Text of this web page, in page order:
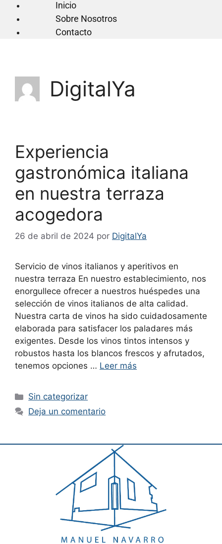
Inicio
Sobre Nosotros
Contacto
DigitalYa
Experiencia
gastronómica italiana
en nuestra terraza
acogedora
26 de abril de 2024 por DigitalYa
Servicio de vinos italianos y aperitivos en
nuestra terraza En nuestro establecimiento, nos
enorgullece ofrecer a nuestros huéspedes una
selección de vinos italianos de alta calidad.
Nuestra carta de vinos ha sido cuidadosamente
elaborada para satisfacer los paladares más
exigentes. Desde los vinos tintos intensos y
robustos hasta los blancos frescos y afrutados,
tenemos opciones … Leer más
Categorías
Sin categorizar
Deja un comentario